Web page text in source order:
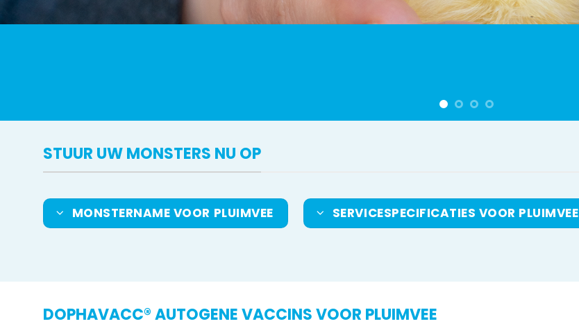
STUUR UW MONSTERS NU OP
MONSTERNAME VOOR PLUIMVEE SERVICESPECIFICATIES VOOR PLUIMVEE
DOPHAVACC® AUTOGENE VACCINS VOOR PLUIMVEE